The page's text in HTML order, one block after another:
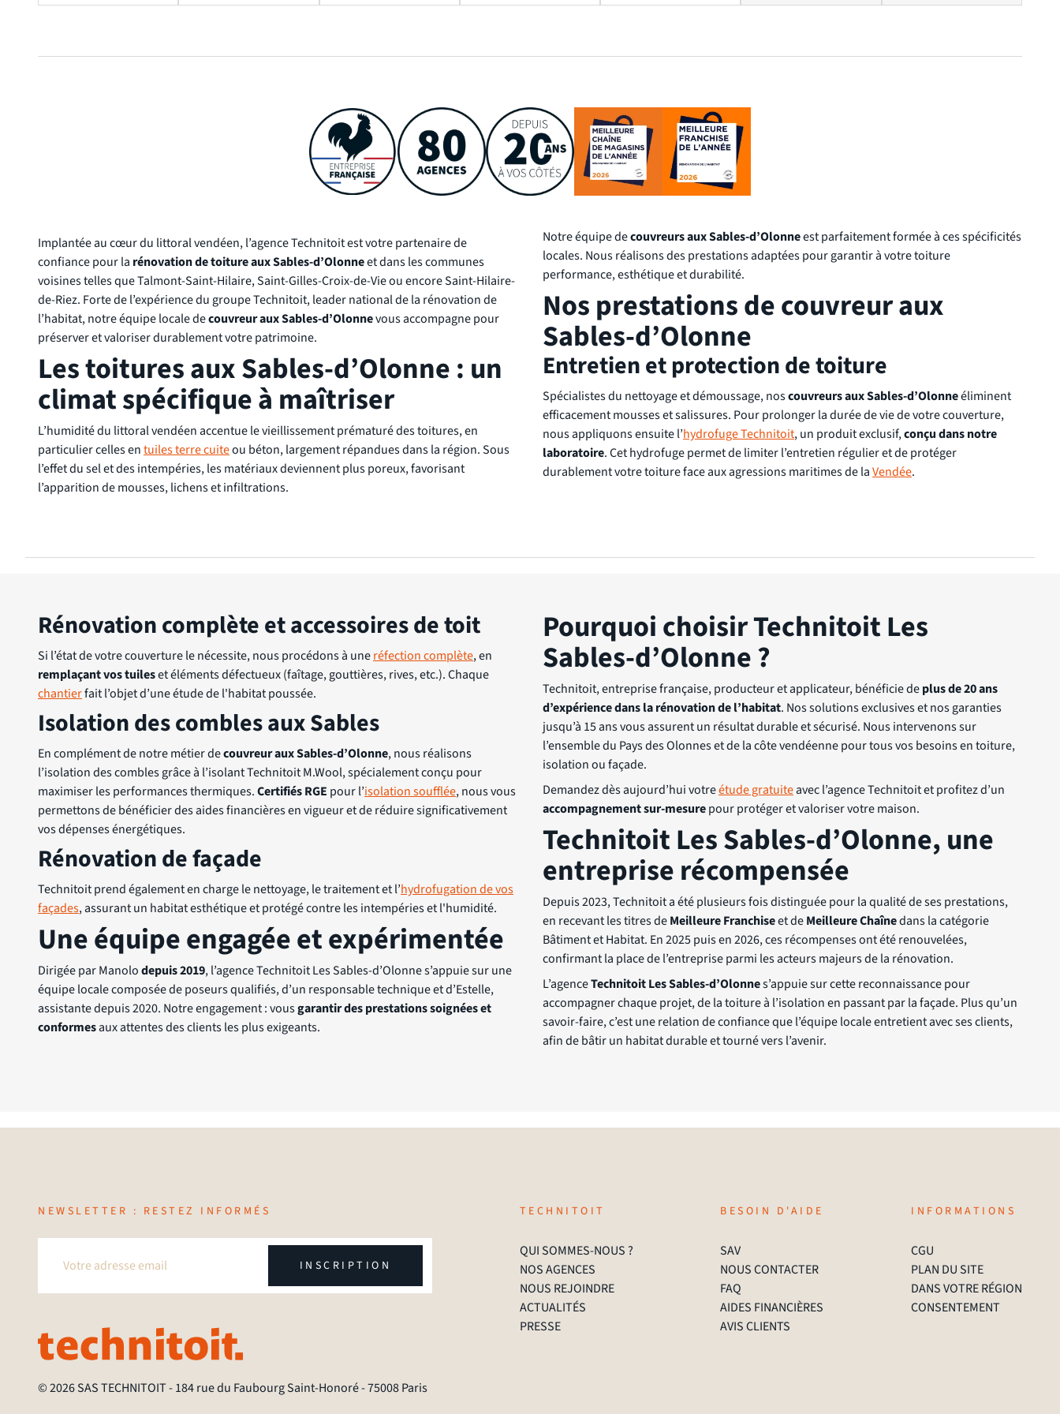
Implantée au cœur du littoral vendéen, l’agence Technitoit est votre partenaire de
confiance pour la rénovation de toiture aux Sables-d’Olonneet dans les communes
voisines telles que Talmont-Saint-Hilaire, Saint-Gilles-Croix-de-Vie ou encore Saint-Hilaire-
de-Riez. Forte de l’expérience du groupe Technitoit, leader national de la rénovation de
l’habitat, notre équipe locale decouvreur aux Sables-d’Olonnevous accompagne pour
préserver et valoriser durablement votre patrimoine.
Les toitures aux Sables-d’Olonne : un
climat spécifique à maîtriser
L’humidité du littoral vendéen accentue le vieillissement prématuré des toitures, en
particulier celles entuiles terre cuiteou béton, largement répandues dans la région. Sous
l’effet du sel et des intempéries, les matériaux deviennent plus poreux, favorisant
l’apparition de mousses, lichens et infiltrations.
Notre équipe decouvreurs aux Sables-d’Olonneest parfaitement formée à ces spécificités
locales. Nous réalisons des prestations adaptées pour garantir à votre toiture
performance, esthétique et durabilité.
Nos prestations de couvreur aux
Sables-d’Olonne
Entretien et protection de toiture
Spécialistes du nettoyage et démoussage, noscouvreurs aux Sables-d’Olonneéliminent
efficacement mousses et salissures. Pour prolonger la durée de vie de votre couverture,
nous appliquons ensuite l’hydrofuge Technitoit, un produit exclusif,conçu dans notre
laboratoire. Cet hydrofuge permet de limiter l’entretien régulier et de protéger
durablement votre toiture face aux agressions maritimes de laVendée.
Rénovation complète et accessoires de toit
Si l’état de votre couverture le nécessite, nous procédons à uneréfection complète, en
remplaçant vos tuileset éléments défectueux (faîtage, gouttières, rives, etc.). Chaque
chantierfait l’objet d’une étude de l'habitat poussée.
Isolation des combles aux Sables
En complément de notre métier decouvreur aux Sables-d’Olonne, nous réalisons
l’isolation des combles grâce à l’isolant Technitoit M.Wool, spécialement conçu pour
maximiser les performances thermiques.Certifiés RGE pour l’isolation soufflée, nous vous
permettons de bénéficier des aides financières en vigueur et de réduire significativement
vos dépenses énergétiques.
Rénovation de façade
Technitoit prend également en charge le nettoyage, le traitement et l’hydrofugation de vos
façades, assurant un habitat esthétique et protégé contre les intempéries et l'humidité.
Une équipe engagée et expérimentée
Dirigée par Manolodepuis 2019, l’agence Technitoit Les Sables-d’Olonne s’appuie sur une
équipe locale composée de poseurs qualifiés, d’un responsable technique et d’Estelle,
assistante depuis 2020. Notre engagement : vousgarantir des prestations soignées et
conformesaux attentes des clients les plus exigeants.
Pourquoi choisir Technitoit Les
Sables-d’Olonne ?
Technitoit, entreprise française, producteur et applicateur, bénéficie deplus de 20 ans
d’expérience dans la rénovation de l’habitat. Nos solutions exclusives et nos garanties
jusqu’à 15 ans vous assurent un résultat durable et sécurisé. Nous intervenons sur
l’ensemble du Pays des Olonnes et de la côte vendéenne pour tous vos besoins en toiture,
isolation ou façade.
Demandez dès aujourd’hui votreétude gratuiteavec l’agence Technitoit et profitez d’un
accompagnement sur-mesurepour protéger et valoriser votre maison.
Technitoit Les Sables-d’Olonne, une
entreprise récompensée
Depuis 2023, Technitoit a été plusieurs fois distinguée pour la qualité de ses prestations,
en recevant les titres deMeilleure Franchiseet deMeilleure Chaînedans la catégorie
Bâtiment et Habitat. En 2025 puis en 2026, ces récompenses ont été renouvelées,
confirmant la place de l’entreprise parmi les acteurs majeurs de la rénovation.
L’agenceTechnitoit Les Sables-d’Olonnes’appuie sur cette reconnaissance pour
accompagner chaque projet, de la toiture à l’isolation en passant par la façade. Plus qu’un
savoir-faire, c’est une relation de confiance que l’équipe locale entretient avec ses clients,
afin de bâtir un habitat durable et tourné vers l’avenir.
NEWSLETTER : RESTEZ INFORMÉS
INSCRIPTION
© 2026 SAS TECHNITOIT-184 rue du Faubourg Saint-Honoré - 75008 Paris
TECHNITOIT
QUI SOMMES-NOUS ?
NOS AGENCES
NOUS REJOINDRE
ACTUALITÉS
PRESSE
BESOIN D'AIDE
SAV
NOUS CONTACTER
FAQ
AIDES FINANCIÈRES
AVIS CLIENTS
INFORMATIONS
CGU
PLAN DU SITE
DANS VOTRE RÉGION
CONSENTEMENT